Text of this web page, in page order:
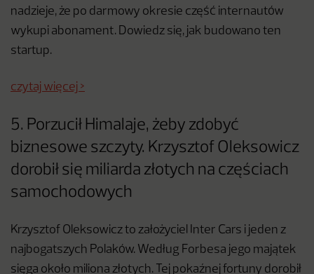
nadzieje, że po darmowy okresie część internautów
wykupi abonament. Dowiedz się, jak budowano ten
startup.
czytaj więcej >
5. Porzucił Himalaje, żeby zdobyć
biznesowe szczyty. Krzysztof Oleksowicz
dorobił się miliarda złotych na częściach
samochodowych
Krzysztof Oleksowicz to założyciel Inter Cars i jeden z
najbogatszych Polaków. Według Forbesa jego majątek
sięga około miliona złotych. Tej pokaźnej fortuny dorobił